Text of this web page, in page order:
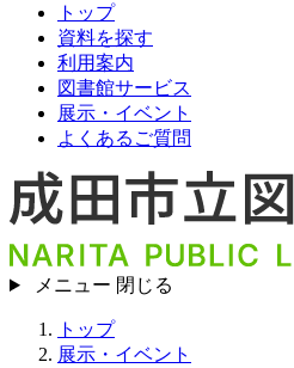
トップ
資料を探す
利用案内
図書館サービス
展示・イベント
よくあるご質問
メニュー 閉じる
トップ
展示・イベント